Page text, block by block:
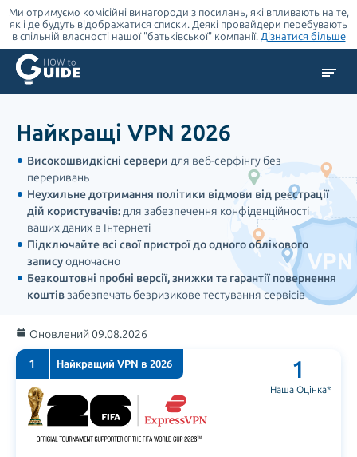
Ми отримуємо комісійні винагороди з посилань, які впливають на те,
як і де будуть відображатися списки. Деякі провайдери перебувають
в спільній власності нашої "батьківської" компанії. Дізнатися більше
Найкращі VPN 2026
Високошвидкісні сервери для веб-серфінгу без
переривань
Неухильне дотримання політики відмови від реєстрації
дій користувачів:для забезпечення конфіденційності
ваших даних в Інтернеті
Підключайте всі свої пристрої до одного облікового
записуодночасно
Безкоштовні пробні версії, знижки та гарантії повернення
коштівзабезпечать безризикове тестування сервісів
Оновлений 09.08.2026
Найкращий VPN в 2026
1 1
Наша Оцінка*